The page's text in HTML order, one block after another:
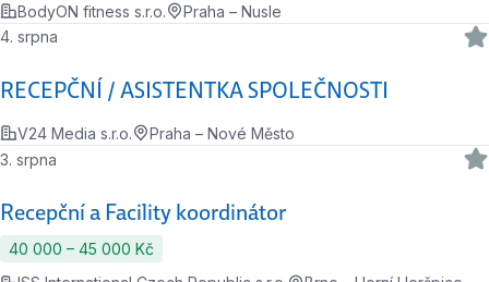
BodyON fitness s.r.o.
Praha – Nusle
RECEPČNÍ / ASISTENTKA SPOLEČNOSTI
4. srpna
V24 Media s.r.o. Praha – Nové Město
Recepční a Facility koordinátor
3. srpna
40 000 ‍–‍ 45 000 Kč